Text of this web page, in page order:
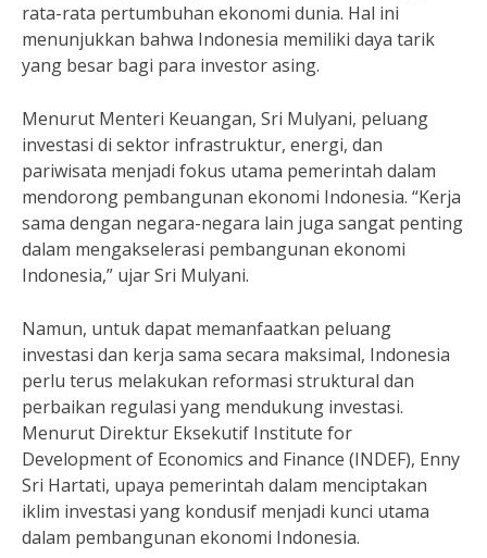
rata-rata pertumbuhan ekonomi dunia. Hal ini
menunjukkan bahwa Indonesia memiliki daya tarik
yang besar bagi para investor asing.
Menurut Menteri Keuangan, Sri Mulyani, peluang
investasi di sektor infrastruktur, energi, dan
pariwisata menjadi fokus utama pemerintah dalam
mendorong pembangunan ekonomi Indonesia. “Kerja
sama dengan negara-negara lain juga sangat penting
dalam mengakselerasi pembangunan ekonomi
Indonesia,” ujar Sri Mulyani.
Namun, untuk dapat memanfaatkan peluang
investasi dan kerja sama secara maksimal, Indonesia
perlu terus melakukan reformasi struktural dan
perbaikan regulasi yang mendukung investasi.
Menurut Direktur Eksekutif Institute for
Development of Economics and Finance (INDEF), Enny
Sri Hartati, upaya pemerintah dalam menciptakan
iklim investasi yang kondusif menjadi kunci utama
dalam pembangunan ekonomi Indonesia.